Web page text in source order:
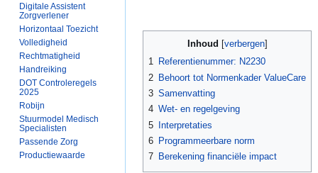
Inhoud
1 Referentienummer: N2230
2 Behoort tot Normenkader ValueCare
3 Samenvatting
4 Wet- en regelgeving
5
Interpretaties
6 Programmeerbare norm
7 Berekening financiële impact
Digitale Assistent
Zorgverlener
Horizontaal Toezicht
Volledigheid
Rechtmatigheid
Handreiking
DOT Controleregels
2025
Robijn
Stuurmodel Medisch
Specialisten
Passende Zorg
Productiewaarde